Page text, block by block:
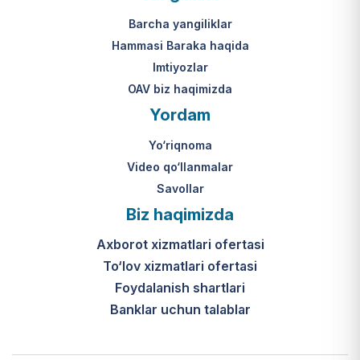
Mahkamasining 2024-yil 31-maydagi
313-son qarori.
yakuniy qaror qabul qilinishi 10 ish
kuni ichida amalga oshiriladi.
К какому виду помощи
относится услуга по
установке пандуса?
эта услуга входит в перечень
мер по адаптации жилищно-
бытовых условий лиц,
уходе, для создания
безбарьерной среды.
Barcha yangiliklar
Hammasi Baraka haqida
Imtiyozlar
OAV biz haqimizda
Yordam
Yo‘riqnoma
Video qo‘llanmalar
Savollar
Biz haqimizda
Axborot xizmatlari ofertasi
To‘lov xizmatlari ofertasi
Foydalanish shartlari
Banklar uchun talablar